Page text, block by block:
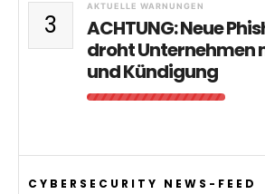
3
AKTUELLE WARNUNGEN
ACHTUNG: Neue
droht Unternehmen
und Kündigung
CYBERSECURITY NEWS-FEED